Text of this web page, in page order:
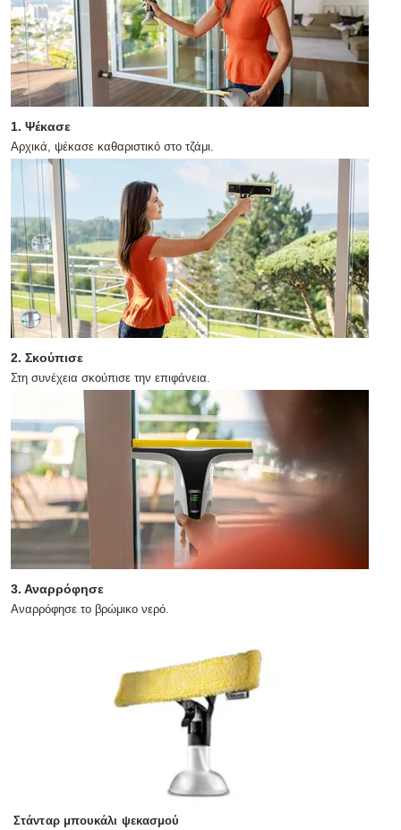
1. Ψέκασε
Αρχικά, ψέκασε καθαριστικό στο τζάμι.
2. Σκούπισε
Στη συνέχεια σκούπισε την επιφάνεια.
3. Αναρρόφησε
Αναρρόφησε το βρώμικο νερό.
Στάνταρ μπουκάλι ψεκασμού